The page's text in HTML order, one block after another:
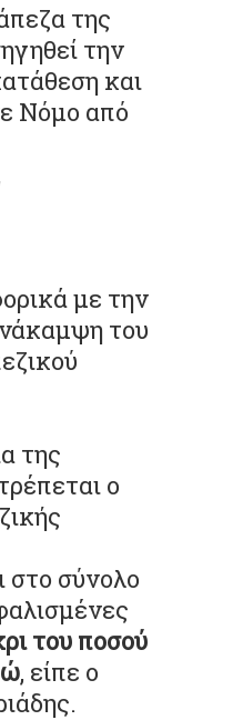
της
την
και
Νόμο από
με την
του
της
ο
στο σύνολο
του ποσού
, είπε ο